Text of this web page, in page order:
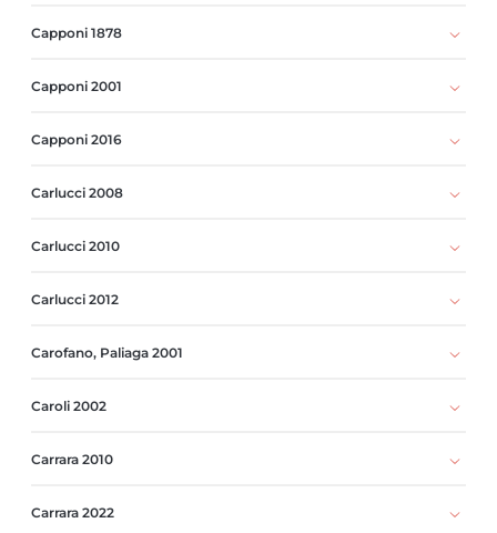
Capponi 1878
Capponi 2001
Capponi 2016
Carlucci 2008
Carlucci 2010
Carlucci 2012
Carofano, Paliaga 2001
Caroli 2002
Carrara 2010
Carrara 2022